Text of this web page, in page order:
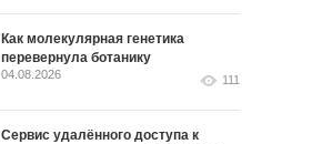
Как молекулярная генетика
перевернула ботанику
04.08.2026 111
Сервис удалённого доступа к